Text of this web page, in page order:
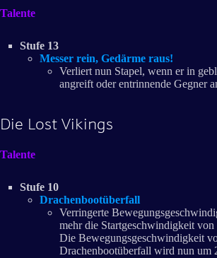
Talente
Stufe 13
Messer rein, Gedärme raus!
Verliert nun Stapel, wenn er in
angreift oder entrinnende Gegner
Die Lost Vikings
Talente
Stufe 10
Drachenbootüberfall
Verringerte
mehr die Startgeschwindigkeit
Die Bewegungsgeschwindigkeit
Drachenbootüberfall wird nun um